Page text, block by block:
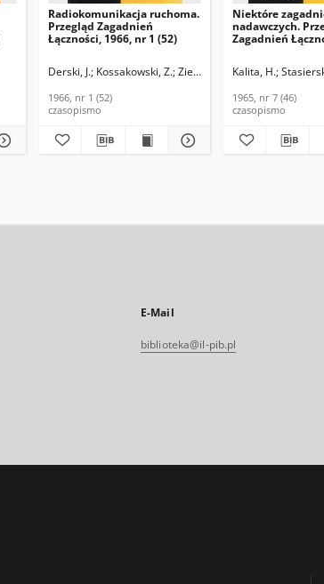
Radiokomunikacja ruchoma.
Przegląd Zagadnień
Łączności, 1966, nr 1 (52)
Derski, J. Kossakowski, Z. Zienkiewicz, R. Dumania, E.
1966, nr 1 (52)
czasopismo
Niektóre
nadawczych.
Zagadnień
Kalita, H.
1965, nr 7 (46)
czasopismo
E-Mail
biblioteka@il-pib.pl